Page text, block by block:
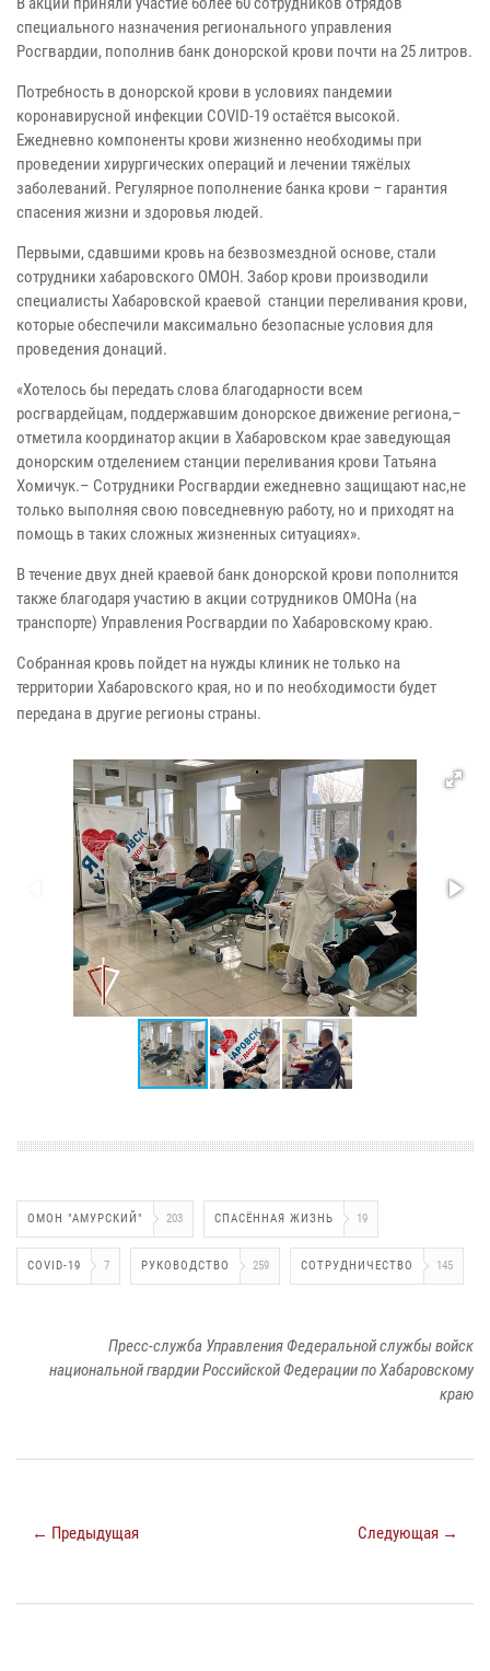
специального назначения регионального управления
Росгвардии, пополнив банк донорской крови почти на 25 литров.
Потребность в донорской крови в условиях пандемии
коронавирусной инфекции COVID-19 остаётся высокой.
Ежедневно компоненты крови жизненно необходимы при
проведении хирургических операций и лечении тяжёлых
заболеваний. Регулярное пополнение банка крови – гарантия
спасения жизни и здоровья людей.
Первыми, сдавшими кровь на безвозмездной основе, стали
сотрудники хабаровского ОМОН. Забор крови производили
специалисты Хабаровской краевой станции переливания крови,
которые обеспечили максимально безопасные условия для
проведения донаций.
«Хотелось бы передать слова благодарности всем
росгвардейцам, поддержавшим донорское движение региона,–
отметила координатор акции в Хабаровском крае заведующая
донорским отделением станции переливания крови Татьяна
Хомичук.– Сотрудники Росгвардии ежедневно защищают нас,не
только выполняя свою повседневную работу, но и приходят на
помощь в таких сложных жизненных ситуациях».
В течение двух дней краевой банк донорской крови пополнится
также благодаря участию в акции сотрудников ОМОНа (на
транспорте) Управления Росгвардии по Хабаровскому краю.
Собранная кровь пойдет на нужды клиник не только на
территории Хабаровского края, но и по необходимости будет
передана в другие регионы страны.
ОМОН "АМУРСКИЙ" 203 СПАСЁННАЯ ЖИЗНЬ 19
COVID-19 7 РУКОВОДСТВО 259 СОТРУДНИЧЕСТВО 145
Пресс-служба Управления Федеральной службы войск
национальной гвардии Российской Федерации по Хабаровскому
краю
← Предыдущая Следующая →